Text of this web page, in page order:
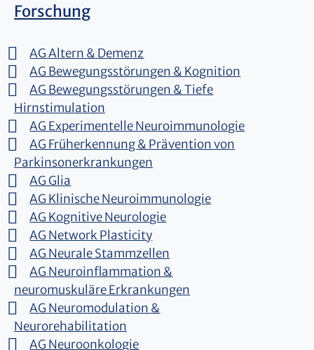
Forschung
AG Altern & Demenz
AG Bewegungsstörungen & Kognition
AG Bewegungsstörungen & Tiefe
Hirnstimulation
AG Experimentelle Neuroimmunologie
AG Früherkennung & Prävention von
Parkinsonerkrankungen
AG Glia
AG Klinische Neuroimmunologie
AG Kognitive Neurologie
AG Network Plasticity
AG Neurale Stammzellen
AG Neuroinflammation &
neuromuskuläre Erkrankungen
AG Neuromodulation &
Neurorehabilitation
AG Neuroonkologie